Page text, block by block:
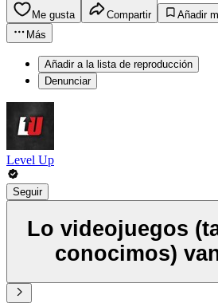
Me gusta Compartir
Añadir
Más
Añadir a la lista de reproducción
Denunciar
Level Up
Seguir
Lo videojuegos
conocimos)